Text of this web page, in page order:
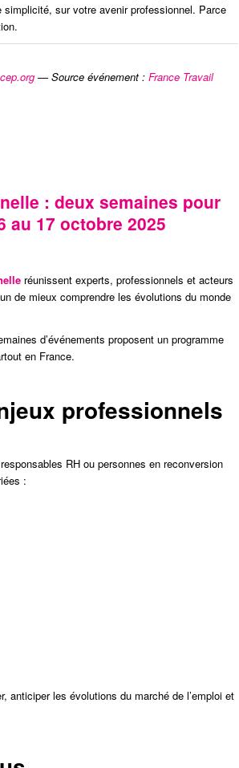
sur votre avenir professionnel. Parce
— Source événement : France Travail
: deux semaines pour
17 octobre 2025
réunissent experts, professionnels et acteurs
de mieux comprendre les évolutions du monde
d’événements proposent un programme
en France.
professionnels
RH ou personnes en reconversion
:
anticiper les évolutions du marché de l’emploi et